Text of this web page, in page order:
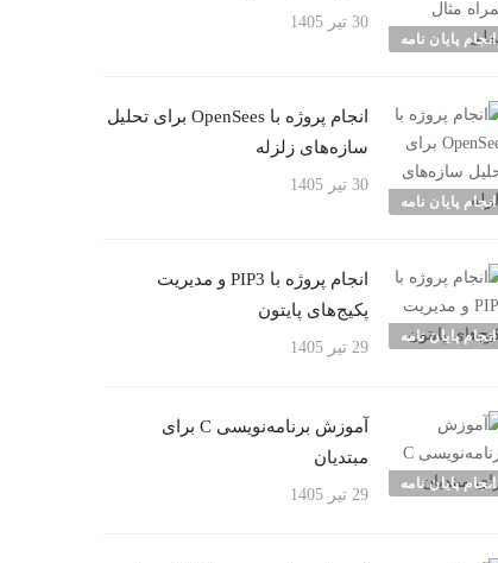
انجام پایان نامه
30 تیر 1405
انجام پایان نامه
انجام پروژه با OpenSees برای تحلیل
سازه‌های زلزله
30 تیر 1405
انجام پایان نامه
انجام پروژه با PIP3 و مدیریت
پکیج‌های پایتون
29 تیر 1405
انجام پایان نامه
آموزش برنامه‌نویسی C برای
مبتدیان
29 تیر 1405